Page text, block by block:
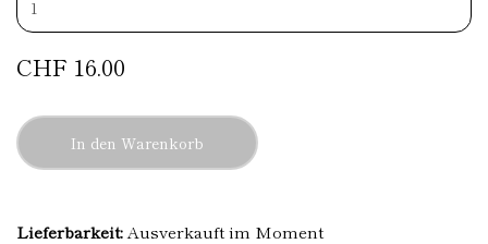
CHF 16.00
In den Warenkorb
Lieferbarkeit: Ausverkauft im Moment